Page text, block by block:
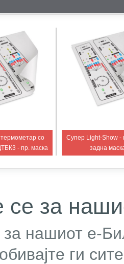
со
- пр. маска
Супер Light-Show -
задна
се за
за нашиот е-
ги